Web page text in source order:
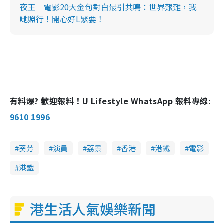
夜王｜電影20大金句對白最引共鳴：世界艱難，我
哋照行！開心好L緊要！
有料爆? 歡迎報料！U Lifestyle WhatsApp 報料專線:
9610 1996
葵芳 演員 荔景 香港 港鐵
電影
港鐵
港生活人氣娛樂新聞